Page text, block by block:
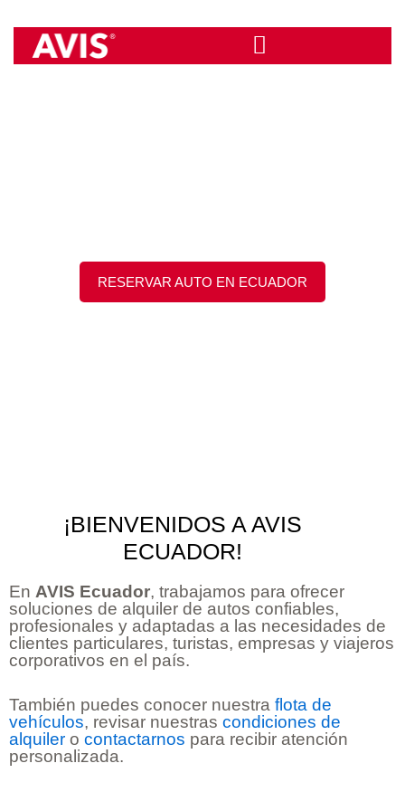
contenido
RESERVAR AUTO EN ECUADOR
¡BIENVENIDOS A AVIS
ECUADOR!
En AVIS Ecuador, trabajamos para ofrecer
soluciones de alquiler de autos confiables,
profesionales y adaptadas a las necesidades de
clientes particulares, turistas, empresas y viajeros
corporativos en el país.
También puedes conocer nuestra flota de
vehículos, revisar nuestras condiciones de
alquiler o contactarnos para recibir atención
personalizada.